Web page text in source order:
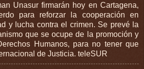
Unasur firmarán hoy en Cartagena,
para reforzar la cooperación en
y lucha contra el crimen. Se prevé la
que se ocupe de la promoción y
Humanos, para no tener que
de Justicia. teleSUR